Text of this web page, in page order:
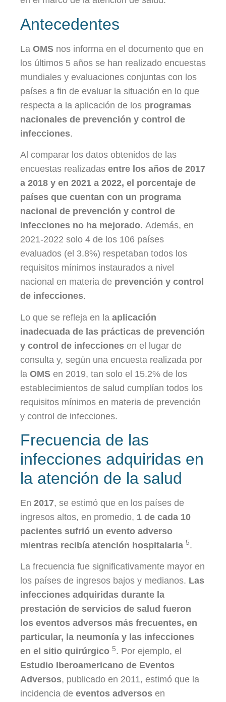
Antecedentes
La OMS nos informa en el documento que en
los últimos 5 años se han realizado encuestas
mundiales y evaluaciones conjuntas con los
países a fin de evaluar la situación en lo que
respecta a la aplicación de los programas
nacionales de prevención y control de
infecciones.
Al comparar los datos obtenidos de las
encuestas realizadas entre los años de 2017
a 2018 y en 2021 a 2022, el porcentaje de
países que cuentan con un programa
nacional de prevención y control de
infecciones no ha mejorado. Además, en
2021-2022 solo 4 de los 106 países
evaluados (el 3.8%) respetaban todos los
requisitos mínimos instaurados a nivel
nacional en materia de prevención y control
de infecciones.
Lo que se refleja en la aplicación
inadecuada de las prácticas de prevención
y control de infecciones en el lugar de
consulta y, según una encuesta realizada por
la OMS en 2019, tan solo el 15.2% de los
establecimientos de salud cumplían todos los
requisitos mínimos en materia de prevención
y control de infecciones.
Frecuencia de las
infecciones adquiridas en
la atención de la salud
En 2017, se estimó que en los países de
ingresos altos, en promedio, 1 de cada 10
pacientes sufrió un evento adverso
mientras recibía atención hospitalaria 5.
La frecuencia fue significativamente mayor en
los países de ingresos bajos y medianos. Las
infecciones adquiridas durante la
prestación de servicios de salud fueron
los eventos adversos más frecuentes, en
particular, la neumonía y las infecciones
en el sitio quirúrgico 5. Por ejemplo, el
Estudio Iberoamericano de Eventos
Adversos, publicado en 2011, estimó que la
incidencia de eventos adversos en